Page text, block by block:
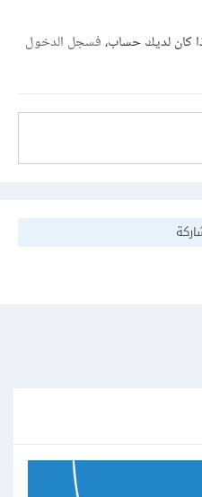
كان لديك حساب،فسجل الدخول